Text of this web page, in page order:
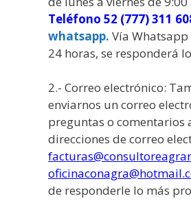
Teléfono 52 (777) 311
whatsapp. Vía
24 horas, se responderá
2.- Correo electrónico:
enviarnos un correo
preguntas o comentarios
direcciones de correo
de responderle lo más